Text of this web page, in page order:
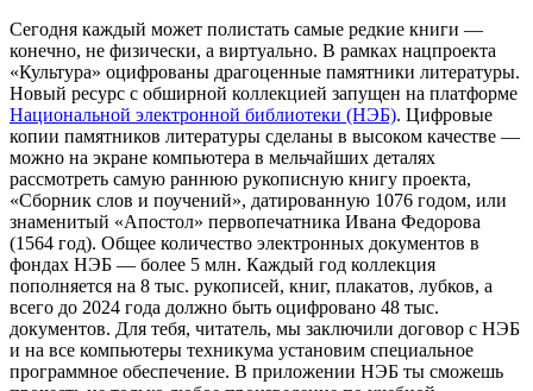
Сегодня каждый может полистать самые редкие книги —
конечно, не физически, а виртуально. В рамках нацпроекта
«Культура» оцифрованы драгоценные памятники литературы.
Новый ресурс с обширной коллекцией запущен на платформе
Национальной электронной библиотеки (НЭБ). Цифровые
копии памятников литературы сделаны в высоком качестве —
можно на экране компьютера в мельчайших деталях
рассмотреть самую раннюю рукописную книгу проекта,
«Сборник слов и поучений», датированную 1076 годом, или
знаменитый «Апостол» первопечатника Ивана Федорова
(1564 год). Общее количество электронных документов в
фондах НЭБ — более 5 млн. Каждый год коллекция
пополняется на 8 тыс. рукописей, книг, плакатов, лубков, а
всего до 2024 года должно быть оцифровано 48 тыс.
документов. Для тебя, читатель, мы заключили договор с НЭБ
и на все компьютеры техникума установим специальное
программное обеспечение. В приложении НЭБ ты сможешь